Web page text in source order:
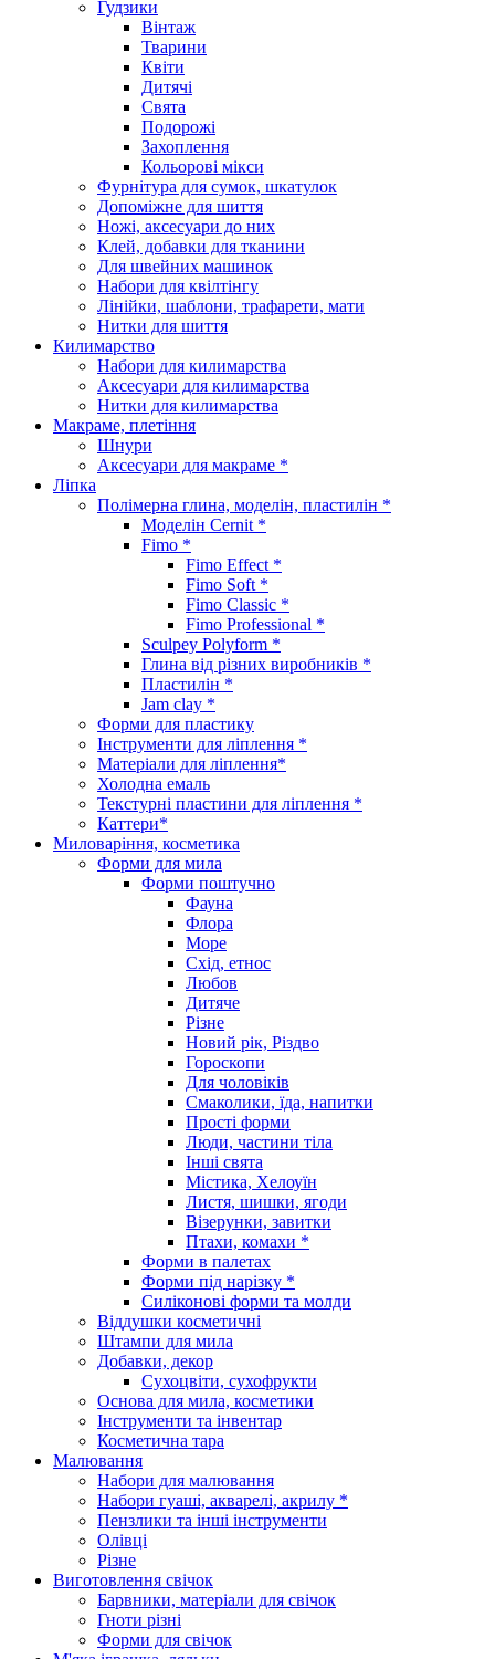
Гудзики
Вінтаж
Тварини
Квіти
Дитячі
Свята
Подорожі
Захоплення
Кольорові мікси
Фурнітура для сумок, шкатулок
Допоміжне для шиття
Ножі, аксесуари до них
Клей, добавки для тканини
Для швейних машинок
Набори для квілтінгу
Лінійки, шаблони, трафарети, мати
Нитки для шиття
Килимарство
Набори для килимарства
Аксесуари для килимарства
Нитки для килимарства
Макраме, плетіння
Шнури
Аксесуари для макраме *
Ліпка
Полімерна глина, моделін, пластилін *
Моделін Cernit *
Fimo *
Fimo Effect *
Fimo Soft *
Fimo Classic *
Fimo Professional *
Sculpey Polyform *
Глина від різних виробників *
Пластилін *
Jam clay *
Форми для пластику
Інструменти для ліплення *
Матеріали для ліплення*
Холодна емаль
Текстурні пластини для ліплення *
Каттери*
Миловаріння, косметика
Форми для мила
Форми поштучно
Фауна
Флора
Море
Схід, етнос
Любов
Дитяче
Різне
Новий рік, Різдво
Гороскопи
Для чоловіків
Смаколики, їда, напитки
Прості форми
Люди, частини тіла
Інші свята
Містика, Хелоуїн
Листя, шишки, ягоди
Візерунки, завитки
Птахи, комахи *
Форми в палетах
Форми під нарізку *
Силіконові форми та молди
Віддушки косметичні
Штампи для мила
Добавки, декор
Сухоцвіти, сухофрукти
Основа для мила, косметики
Інструменти та інвентар
Косметична тара
Малювання
Набори для малювання
Набори гуаші, акварелі, акрилу *
Пензлики та інші інструменти
Олівці
Різне
Виготовлення свічок
Барвники, матеріали для свічок
Гноти різні
Форми для свічок